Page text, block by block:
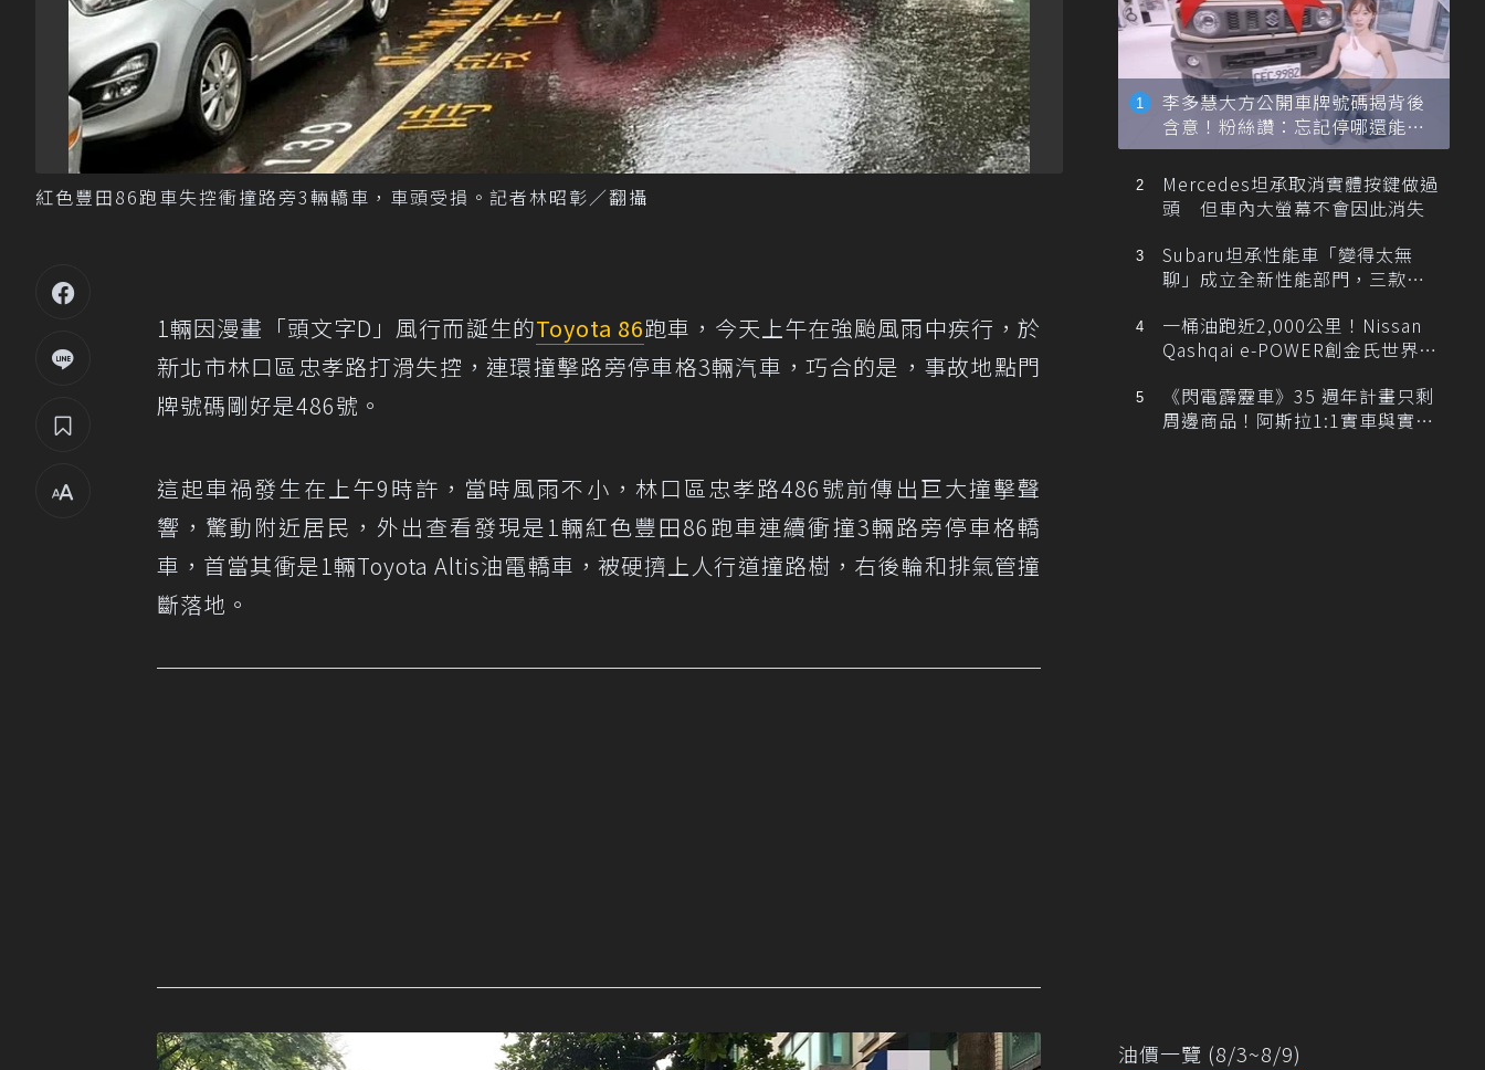
紅色豐田86跑車失控衝撞路旁3輛轎車，車頭受損。記者林昭彰／翻攝
1輛因漫畫「頭文字D」風行而誕生的Toyota 86跑車，今天上午在強颱風雨中疾行，於
新北市林口區忠孝路打滑失控，連環撞擊路旁停車格3輛汽車，巧合的是，事故地點門
牌號碼剛好是486號。
這起車禍發生在上午9時許，當時風雨不小，林口區忠孝路486號前傳出巨大撞擊聲
響，驚動附近居民，外出查看發現是1輛紅色豐田86跑車連續衝撞3輛路旁停車格轎
車，首當其衝是1輛Toyota Altis油電轎車，被硬擠上人行道撞路樹，右後輪和排氣管撞
斷落地。
李多慧大方公開車牌號碼揭背後
含意！粉絲讚：忘記停哪還能幫
忙找車
Mercedes坦承取消實體按鍵做過
頭 但車內大螢幕不會因此消失
Subaru坦承性能車「變得太無
聊」成立全新性能部門，三款手
一桶油跑近2,000公里！Nissan
Qashqai e-POWER創金氏世界紀
《閃電霹靂車》35 週年計畫只剩
周邊商品！阿斯拉1:1實車與實體
油價一覽 (8/3~8/9)